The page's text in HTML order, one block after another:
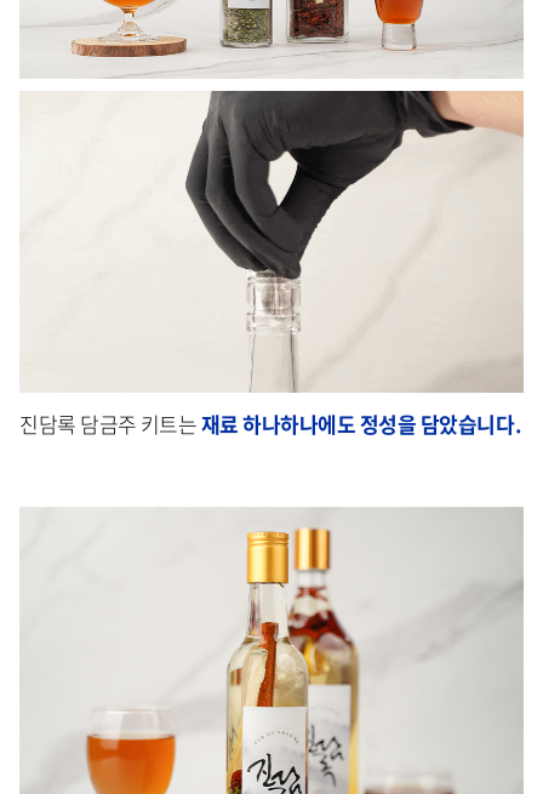
진담록 담금주 키트는재료 하나하나에도 정성을 담았습니다.